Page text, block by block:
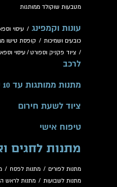
מטבעות שוקולד ממותגות
עונות וקמפינג / עיסוי
כובעים ושמיכות / קופסת טישו
/ ציוד פקניק וספורט / עיסוי וספא
לרכב
מתנות ממותגות עד 10 שקלים
ציוד לשעת חירום
טיפוח אישי
מתנות לחגים
מתנות לפורים / מתנות לפסח /
מתנות לשבועות / מתנות לראש